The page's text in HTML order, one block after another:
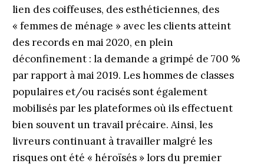
lien des coiffeuses, des esthéticiennes, des
« femmes de ménage » avec les clients atteint
des records en mai 2020, en plein
déconfinement : la demande a grimpé de 700 %
par rapport à mai 2019. Les hommes de classes
populaires et/ou racisés sont également
mobilisés par les plateformes où ils effectuent
bien souvent un travail précaire. Ainsi, les
livreurs continuant à travailler malgré les
risques ont été « héroïsés » lors du premier